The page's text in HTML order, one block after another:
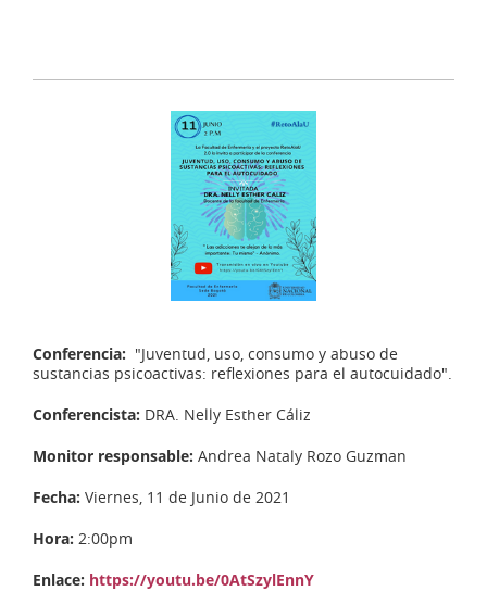
Conferencia: "Juventud, uso, consumo y abuso de
sustancias psicoactivas: reflexiones para el autocuidado".
Conferencista: DRA. Nelly Esther Cáliz
Monitor responsable: Andrea Nataly Rozo Guzman
Fecha: Viernes, 11 de Junio de 2021
Hora: 2:00pm
Enlace: https://youtu.be/0AtSzylEnnY